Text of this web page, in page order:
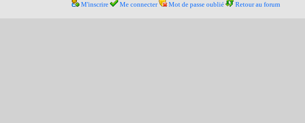
M'inscrire Me connecter Mot de passe oublié Retour au forum